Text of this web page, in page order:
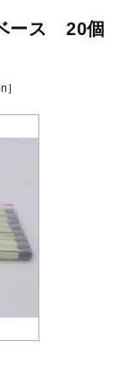
ース 20個